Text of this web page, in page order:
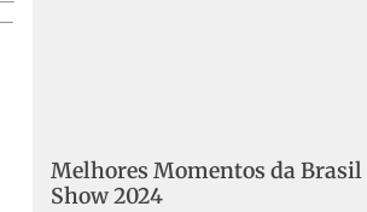
Melhores Momentos da Brasil
Show 2024